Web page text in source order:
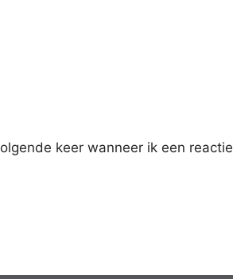
keer wanneer ik een reactie